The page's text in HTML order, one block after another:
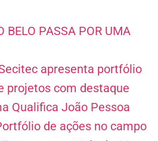
BELO PASSA POR UMA
apresenta portfólio
projetos com destaque
Qualifica João Pessoa
de ações no campo